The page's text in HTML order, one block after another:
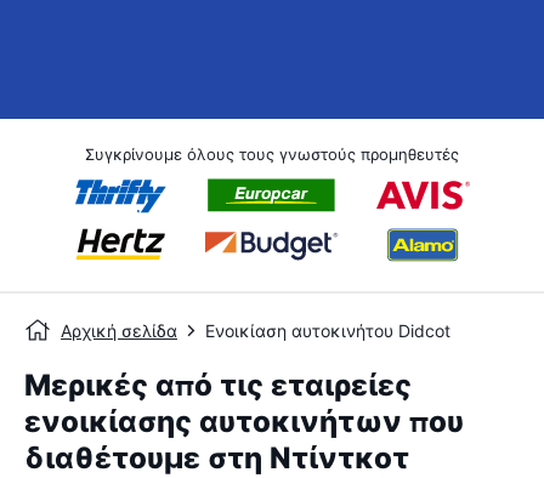
Συγκρίνουμε όλους τους γνωστούς προμηθευτές
Αρχική σελίδα Ενοικίαση αυτοκινήτου Didcot
Μερικές από τις εταιρείες
ενοικίασης αυτοκινήτων που
διαθέτουμε στη Ντίντκοτ